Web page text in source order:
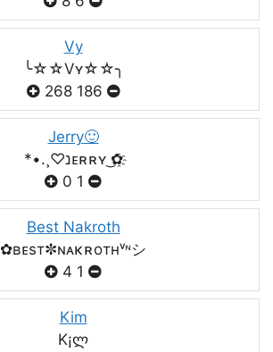
Vy
╰☆☆Vʏ☆☆╮
268 186
Jerry🙂
*•.¸♡נᴇʀʀʏ ͜✿҈
0 1
Best Nakroth
✿ʙᴇsт✼ɴᴀκʀoтнᵛᶰシ
4 1
Kim
K¡ლ